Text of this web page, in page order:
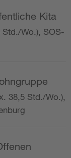
Kita
Std./Wo.), SOS-
38,5 Std./Wo.),